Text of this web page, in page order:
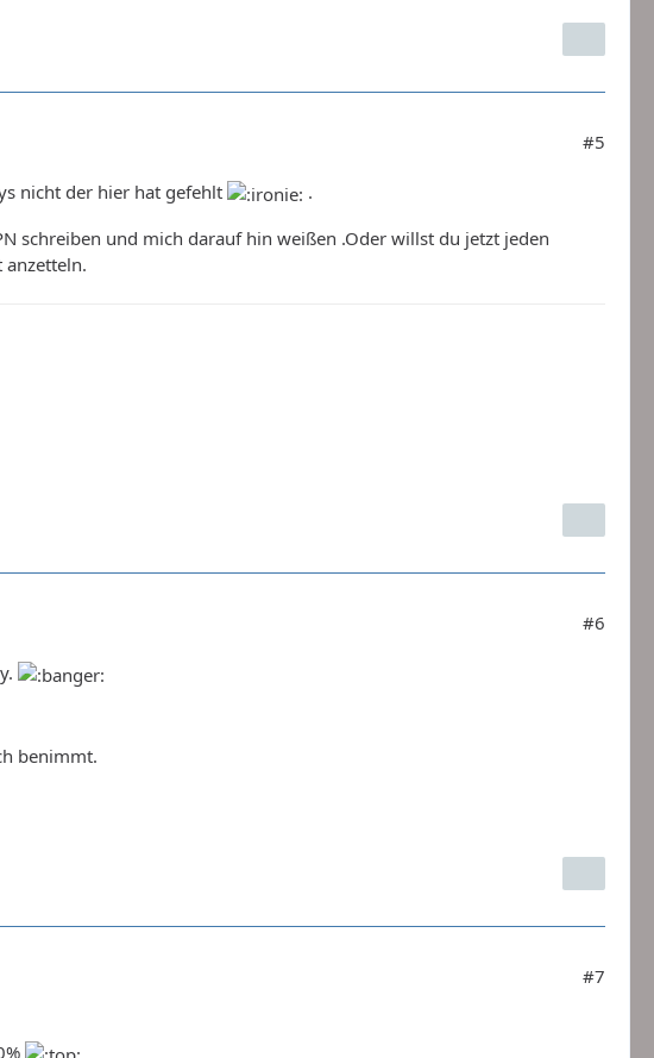
#5
nicht der hier hat gefehlt
.
schreiben und mich darauf hin weißen .Oder willst du jetzt jeden
anzetteln.
#6
benimmt.
#7